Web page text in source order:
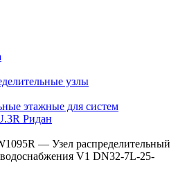
узлы
этажные для систем
Ридан
— Узел распределительный
V1 DN32-7L-25-